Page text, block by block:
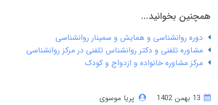
همچنین بخوانید...
دوره روانشناسی و همایش و سمینار روانشناسی
مشاوره تلفنی و دکتر روانشناس تلفنی در مرکز روانشناسی
مرکز مشاوره خانواده و ازدواج و کودک
پریا موسوی